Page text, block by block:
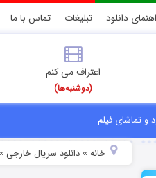
دانلود تبلیغات تماس با ما
اعتراف می کنم
(دوشنبه‌ها)
و تماشای فیلم
خانه» دانلود سریال خارجی